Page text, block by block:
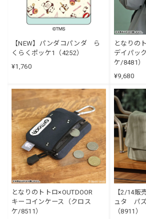
【NEW】パンダコパンダ ら
くらくポッケ1（4252）
¥1,760
となりの
デイパッ
ケ/8481）
¥9,680
となりのトトロ×OUTDOOR
キーコインケース（クロス
ケ/8511）
【2/14販
ュタ パ
（8911）